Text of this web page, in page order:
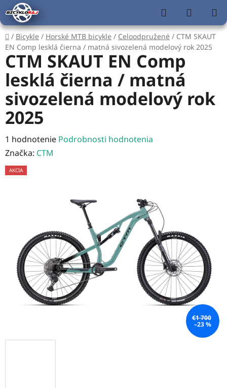
Prejsť
na
obsah
Hľadať
KOŠÍK
Domov
/ Bicykle / Horské MTB bicykle / Celoodpružené / CTM SKAUT
EN Comp lesklá čierna / matná sivozelená modelový rok 2025
CTM SKAUT EN Comp
lesklá čierna / matná
sivozelená modelový rok
2025
Priemerné
hodnotenie
produktu
hviezdičiek.
1 hodnotenie Podrobnosti hodnotenia
Značka: CTM
AKCIA
€1 700
–23 %